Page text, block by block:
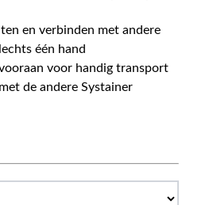
en verbinden met andere
één hand
voor handig transport
de andere Systainer